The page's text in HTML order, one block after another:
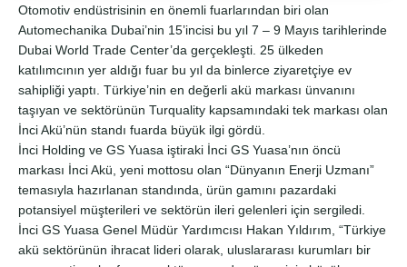
Otomotiv endüstrisinin en önemli fuarlarından biri olan
Automechanika Dubai’nin 15’incisi bu yıl 7 – 9 Mayıs tarihlerinde
Dubai World Trade Center’da gerçekleşti. 25 ülkeden
katılımcının yer aldığı fuar bu yıl da binlerce ziyaretçiye ev
sahipliği yaptı. Türkiye’nin en değerli akü markası ünvanını
taşıyan ve sektörünün Turquality kapsamındaki tek markası olan
İnci Akü’nün standı fuarda büyük ilgi gördü.
İnci Holding ve GS Yuasa iştiraki İnci GS Yuasa’nın öncü
markası İnci Akü, yeni mottosu olan “Dünyanın Enerji Uzmanı”
temasıyla hazırlanan standında, ürün gamını pazardaki
potansiyel müşterileri ve sektörün ileri gelenleri için sergiledi.
İnci GS Yuasa Genel Müdür Yardımcısı Hakan Yıldırım, “Türkiye
akü sektörünün ihracat lideri olarak, uluslararası kurumları bir